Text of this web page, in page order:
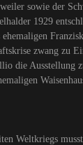
sowie der
1929
ehemaligen
zwang zu
die Ausstellung
Weltkriegs